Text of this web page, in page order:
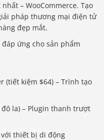
– WooCommerce. Tạo
pháp thương mại điện tử
đẹp mắt.
(tiết kiệm $64) – Trình tạo
la) – Plugin thanh trượt
thiết bị di động